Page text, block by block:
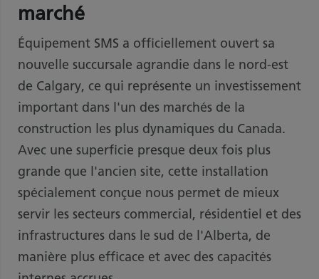
marché
Équipement SMS a officiellement ouvert sa
nouvelle succursale agrandie dans le nord-est
de Calgary, ce qui représente un investissement
important dans l'un des marchés de la
construction les plus dynamiques du Canada.
Avec une superficie presque deux fois plus
grande que l'ancien site, cette installation
spécialement conçue nous permet de mieux
servir les secteurs commercial, résidentiel et des
infrastructures dans le sud de l'Alberta, de
manière plus efficace et avec des capacités